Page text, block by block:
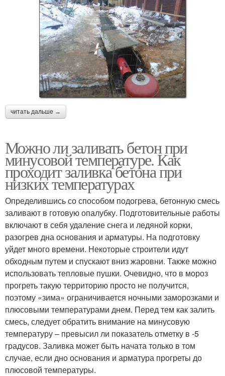
читать дальше →
Можно ли заливать бетон при
минусовой температуре. Как
проходит заливка бетона при
низких температурах
Определившись со способом подогрева, бетонную смесь
заливают в готовую опалубку. Подготовительные работы
включают в себя удаление снега и ледяной корки,
разогрев дна основания и арматуры. На подготовку
уйдет много времени. Некоторые строители идут
обходным путем и спускают вниз жаровни. Также можно
использовать тепловые пушки. Очевидно, что в мороз
прогреть такую территорию просто не получится,
поэтому «зима» ограничивается ночными заморозками и
плюсовыми температурами днем. Перед тем как залить
смесь, следует обратить внимание на минусовую
температуру – превысил ли показатель отметку в -5
градусов. Заливка может быть начата только в том
случае, если дно основания и арматура прогреты до
плюсовой температуры.